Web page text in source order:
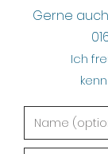
Gerne
Ich